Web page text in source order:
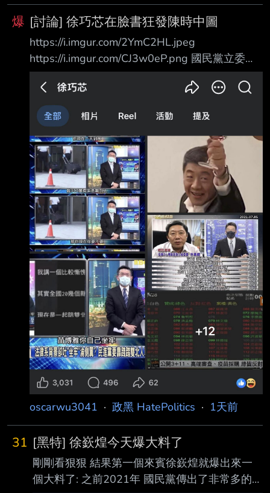
爆 [討論] 徐巧芯在臉書狂發陳時中圖
https://i.imgur.com/2YmC2HL.jpeg
https://i.imgur.com/CJ3w0eP.png 國民黨立委徐
巧芯 今天連發三篇臉書文在罵陳時中 有一篇又
開始連連看了 然後最新一篇狂發跟陳時中有關的
圖 這女人是不是精神有問題？ 她到底對陳時中
有什麼執念？ --
oscarwu3041 · 政黑 HatePolitics · 1天前
31 [黑特] 徐嶔煌今天爆大料了
剛剛看狠狠 結果第一個來賓徐嶔煌就爆出來一
個大料了: 之前2021年 國民黨傳出了非常多的鬼